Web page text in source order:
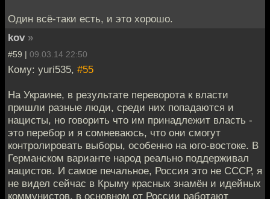
Один всё-таки есть, и это хорошо.
kov »
#59 | 09.03.14 22:50
Кому: yuri535, #55
На Украине, в результате переворота к власти
пришли разные люди, среди них попадаются и
нацисты, но говорить что им принадлежит власть -
это перебор и я сомневаюсь, что они смогут
контролировать выборы, особенно на юго-востоке. В
Германском варианте народ реально поддерживал
нацистов. И самое печальное, Россия это не СССР, я
не видел сейчас в Крыму красных знамён и идейных
коммунистов, в основном от России работают